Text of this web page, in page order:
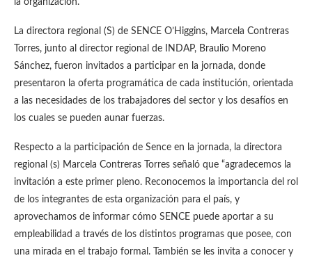
la organización.
La directora regional (S) de SENCE O’Higgins, Marcela Contreras
Torres, junto al director regional de INDAP, Braulio Moreno
Sánchez, fueron invitados a participar en la jornada, donde
presentaron la oferta programática de cada institución, orientada
a las necesidades de los trabajadores del sector y los desafíos en
los cuales se pueden aunar fuerzas.
Respecto a la participación de Sence en la jornada, la directora
regional (s) Marcela Contreras Torres señaló que “agradecemos la
invitación a este primer pleno. Reconocemos la importancia del rol
de los integrantes de esta organización para el país, y
aprovechamos de informar cómo SENCE puede aportar a su
empleabilidad a través de los distintos programas que posee, con
una mirada en el trabajo formal. También se les invita a conocer y